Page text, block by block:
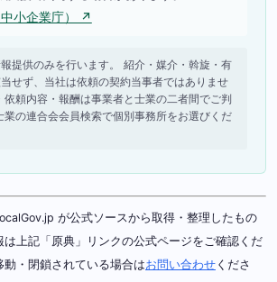
小企業庁） ↗
提供のみを行います。 紹介・媒介・斡旋・有
せず、当社は依頼の契約当事者ではありませ
依頼内容・報酬は事業者と士業の二者間でご判
業の連合会会員検索で個別事務所をお選びくだ
が公式ソースから取得・整理したもの
上記「原典」リンクの公式ページをご確認くだ
・閉鎖されている場合はお問い合わせ くださ